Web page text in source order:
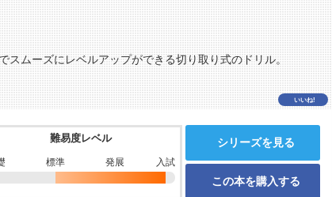
ムーズにレベルアップができる切り取り式のドリル。
いいね!
難易度レベル
標準 発展 入試
シリーズを見る
この本を購入する